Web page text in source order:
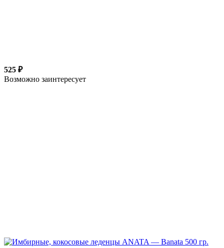
525 ₽
Возможно заинтересует